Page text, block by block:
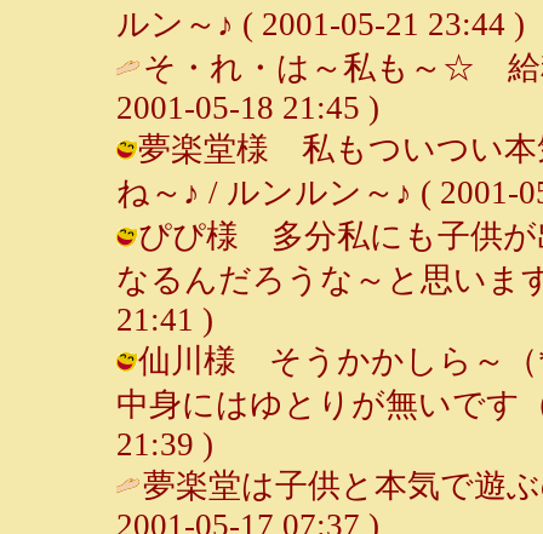
ルン～♪ ( 2001-05-21 23:44 )
そ・れ・は～私も～☆
2001-05-18 21:45 )
夢楽堂様 私もついつい本
ね～♪ / ルンルン～♪ ( 2001-
ぴぴ様 多分私にも子供が
なるんだろうな～と思いま
21:41 )
仙川様 そうかかしら～
中身にはゆとりが無いです
21:39 )
夢楽堂は子供と本気で遊
2001-05-17 07:37 )